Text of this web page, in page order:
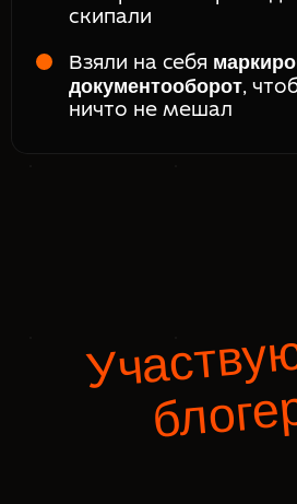
скипали
Взяли на себя
документооборот,
ничто не мешал